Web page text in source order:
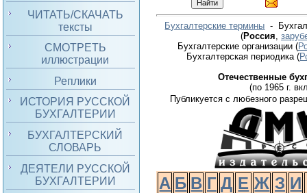
ЧИТАТЬ/СКАЧАТЬ
тексты
СМОТРЕТЬ
иллюстрации
Реплики
ИСТОРИЯ РУССКОЙ
БУХГАЛТЕРИИ
БУХГАЛТЕРСКИЙ
СЛОВАРЬ
ДЕЯТЕЛИ РУССКОЙ
БУХГАЛТЕРИИ
Бухгалтерские термины -
(Россия
Бухгалтерские организации (
Бухгалтерская периодика(
Отечественные
(по 1965 г.
Публикуется с любезного
А Б В Г Д Е Ж З И